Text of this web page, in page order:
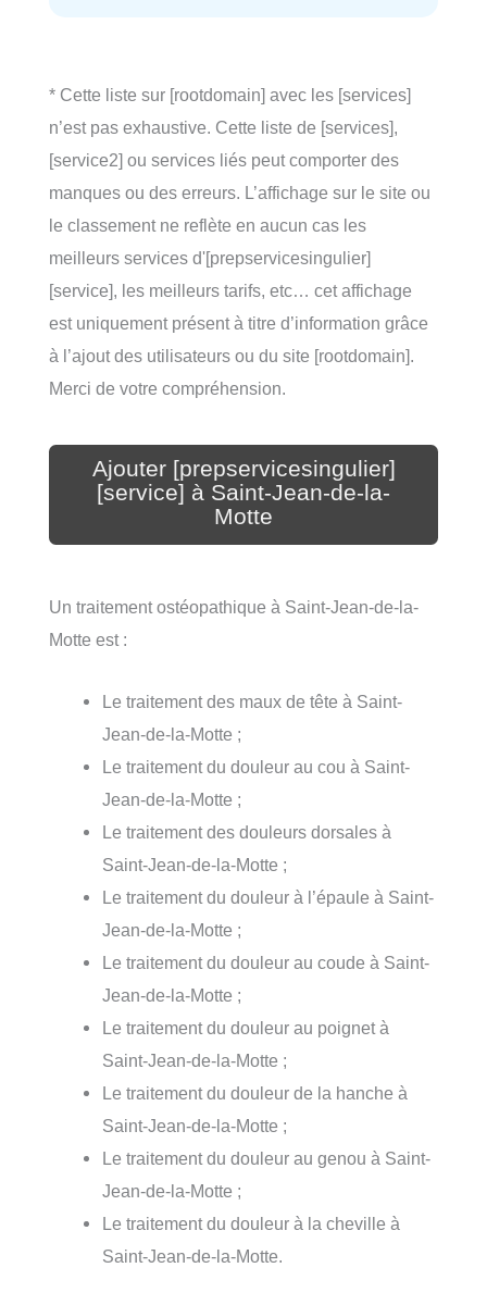
* Cette liste sur [rootdomain] avec les [services]
n’est pas exhaustive. Cette liste de [services],
[service2] ou services liés peut comporter des
manques ou des erreurs. L’affichage sur le site ou
le classement ne reflète en aucun cas les
meilleurs services d'[prepservicesingulier]
[service], les meilleurs tarifs, etc… cet affichage
est uniquement présent à titre d’information grâce
à l’ajout des utilisateurs ou du site [rootdomain].
Merci de votre compréhension.
Ajouter [prepservicesingulier]
[service] à Saint-Jean-de-la-
Motte
Un traitement ostéopathique à Saint-Jean-de-la-
Motte est :
Le traitement des maux de tête à Saint-
Jean-de-la-Motte ;
Le traitement du douleur au cou à Saint-
Jean-de-la-Motte ;
Le traitement des douleurs dorsales à
Saint-Jean-de-la-Motte ;
Le traitement du douleur à l’épaule à Saint-
Jean-de-la-Motte ;
Le traitement du douleur au coude à Saint-
Jean-de-la-Motte ;
Le traitement du douleur au poignet à
Saint-Jean-de-la-Motte ;
Le traitement du douleur de la hanche à
Saint-Jean-de-la-Motte ;
Le traitement du douleur au genou à Saint-
Jean-de-la-Motte ;
Le traitement du douleur à la cheville à
Saint-Jean-de-la-Motte.